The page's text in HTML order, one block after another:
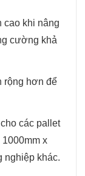
cao khi nâng
cường khả
rộng hơn để
các pallet
x
nghiệp khác.